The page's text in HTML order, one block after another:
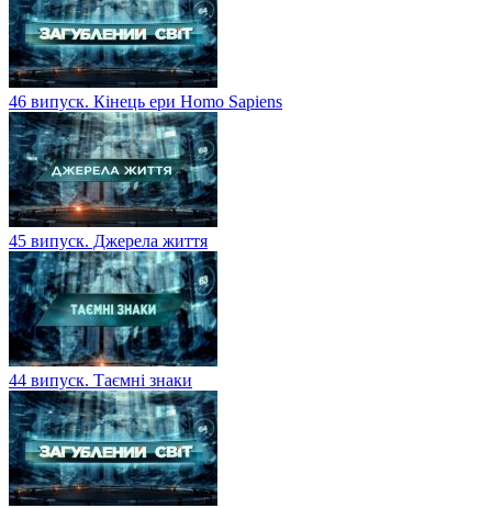
46 випуск. Кінець ери Homo Sapiens
45 випуск. Джерела життя
44 випуск. Таємні знаки